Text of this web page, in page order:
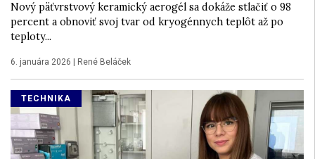
Nový päťvrstvový keramický aerogél sa dokáže stlačiť o 98
percent a obnoviť svoj tvar od kryogénnych teplôt až po
teploty...
6. januára 2026 René Beláček
TECHNIKA